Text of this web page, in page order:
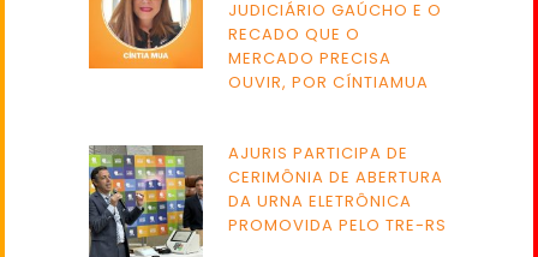
JUDICIÁRIO GAÚCHO E O
RECADO QUE O
MERCADO PRECISA
OUVIR, POR CÍNTIAMUA
AJURIS PARTICIPA DE
CERIMÔNIA DE ABERTURA
DA URNA ELETRÔNICA
PROMOVIDA PELO TRE-RS